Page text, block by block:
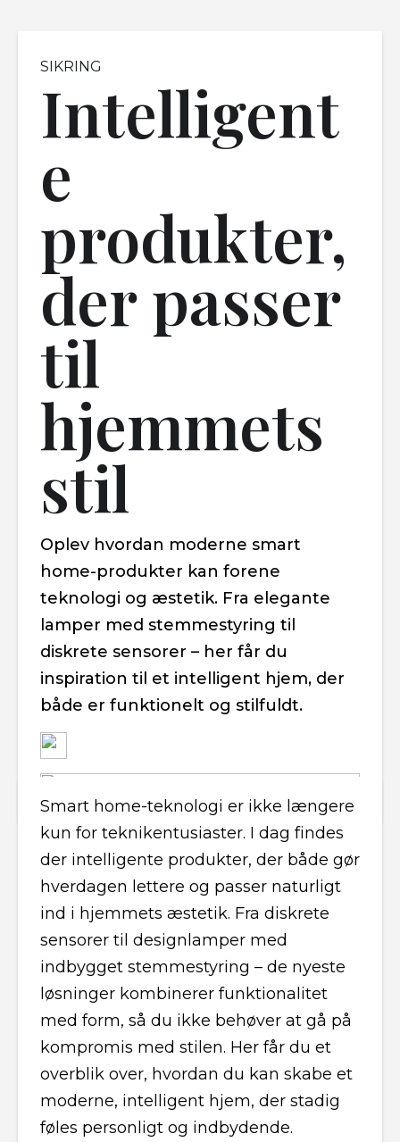
Intelligent
e
produkter,
der passer
til
hjemmets
stil
SIKRING
Oplev hvordan moderne smart
home-produkter kan forene
teknologi og æstetik. Fra elegante
lamper med stemmestyring til
diskrete sensorer – her får du
inspiration til et intelligent hjem, der
både er funktionelt og stilfuldt.
Smart home-teknologi er ikke længere
kun for teknikentusiaster. I dag findes
der intelligente produkter, der både gør
hverdagen lettere og passer naturligt
ind i hjemmets æstetik. Fra diskrete
sensorer til designlamper med
indbygget stemmestyring – de nyeste
løsninger kombinerer funktionalitet
med form, så du ikke behøver at gå på
kompromis med stilen. Her får du et
overblik over, hvordan du kan skabe et
moderne, intelligent hjem, der stadig
føles personligt og indbydende.